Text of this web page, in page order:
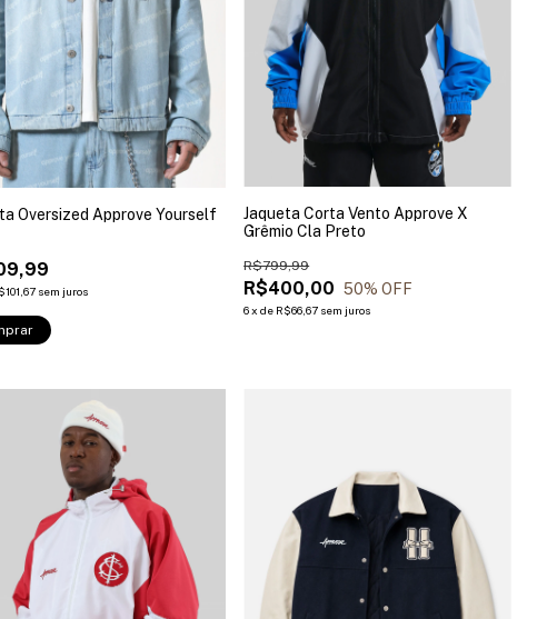
Oversized Approve Yourself
sem juros
Jaqueta Corta Vento Approve X
Grêmio Cla Preto
R$400,00
R$799,99
50% OFF
6xde R$66,67 sem juros